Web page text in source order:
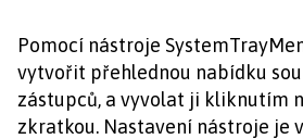
Pomocí nástroje
vytvořit přehlednou nabídku
zástupců, a vyvolat ji kliknutím
zkratkou. Nastavení nástroje je